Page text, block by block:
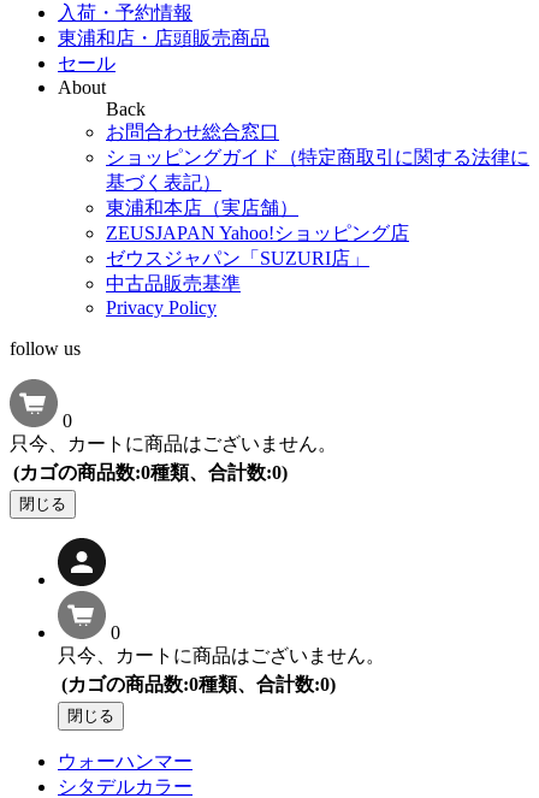
入荷・予約情報
東浦和店・店頭販売商品
セール
About
Back
お問合わせ総合窓口
ショッピングガイド（特定商取引に関する法律に
基づく表記）
東浦和本店（実店舗）
ZEUSJAPAN Yahoo!ショッピング店
ゼウスジャパン「SUZURI店」
中古品販売基準
Privacy Policy
follow us
0
只今、カートに商品はございません。
(カゴの商品数:0種類、合計数:0)
閉じる
0
只今、カートに商品はございません。
(カゴの商品数:0種類、合計数:0)
閉じる
ウォーハンマー
シタデルカラー